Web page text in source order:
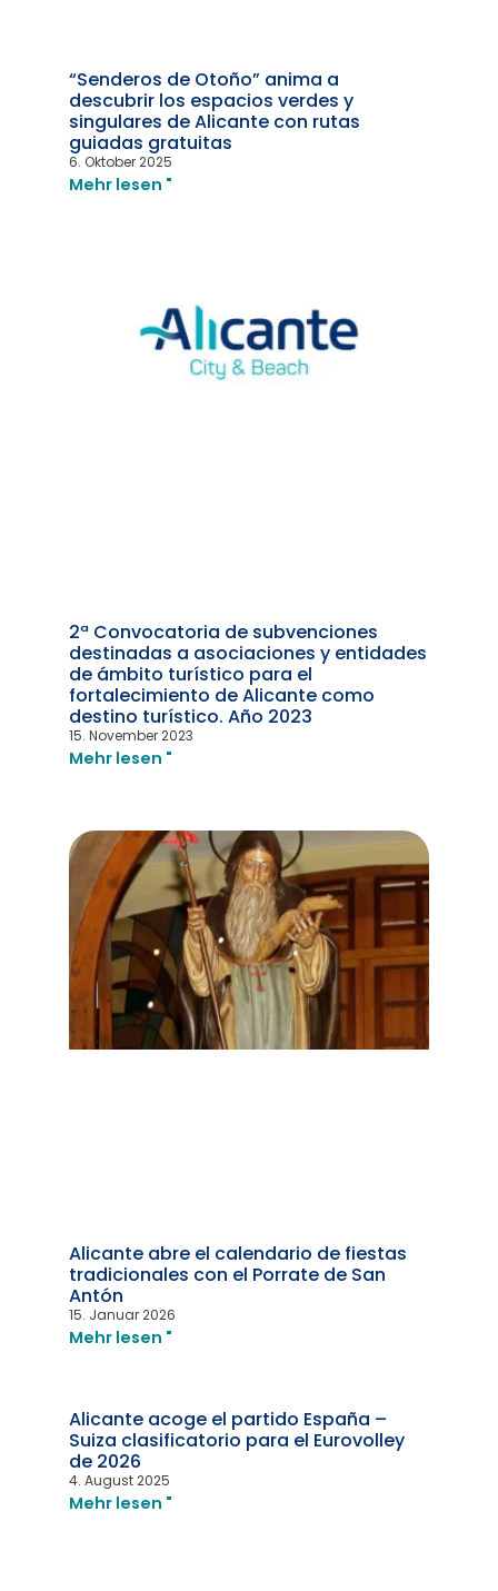
“Senderos de Otoño” anima a
descubrir los espacios verdes y
singulares de Alicante con rutas
guiadas gratuitas
6. Oktober 2025
Mehr lesen "
2ª Convocatoria de subvenciones
destinadas a asociaciones y entidades
de ámbito turístico para el
fortalecimiento de Alicante como
destino turístico. Año 2023
15. November 2023
Mehr lesen "
Alicante abre el calendario de fiestas
tradicionales con el Porrate de San
Antón
15. Januar 2026
Mehr lesen "
Alicante acoge el partido España –
Suiza clasificatorio para el Eurovolley
de 2026
4. August 2025
Mehr lesen "